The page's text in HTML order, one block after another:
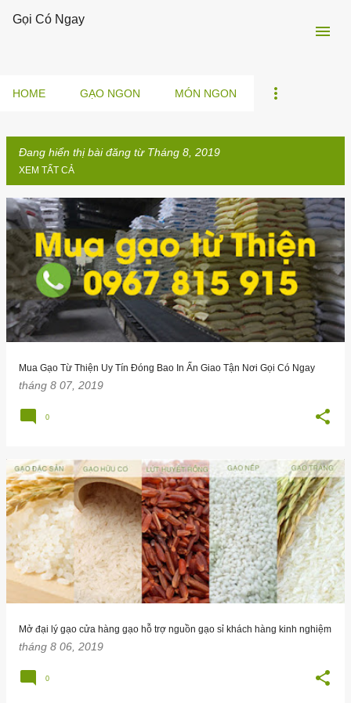
Gọi Có Ngay
HOME GẠO NGON MÓN NGON
Đang hiển thị bài đăng từ Tháng 8, 2019
XEM TẤT CẢ
B
à
đ
ă
n
Mua Gạo Từ Thiện Uy Tín Đóng Bao In Ấn Giao Tận Nơi Gọi Có Ngay
tháng 8 07, 2019
0
Mở đại lý gạo cửa hàng gạo hỗ trợ nguồn gạo sỉ khách hàng kinh nghiệm
tháng 8 06, 2019
0